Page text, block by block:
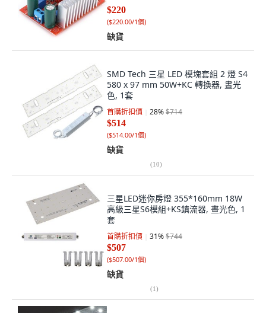
$220
($220.00/1個)
缺貨
SMD Tech 三星 LED 模塊套組 2 燈 S4
580 x 97 mm 50W+KC 轉換器, 晝光
色, 1套
首購折扣價 28%$714
$514
($514.00/1個)
缺貨
(10)
三星LED迷你房燈 355*160mm 18W
高級三星S6模組+KS鎮流器, 晝光色, 1
套
首購折扣價 31%$744
$507
($507.00/1個)
缺貨
(1)